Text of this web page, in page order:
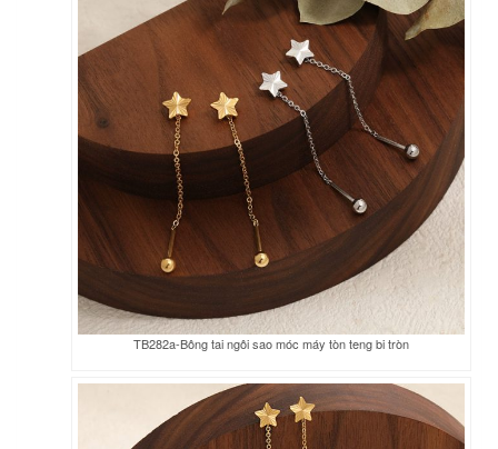
TB282a-Bông tai ngôi sao móc máy tòn teng bi tròn